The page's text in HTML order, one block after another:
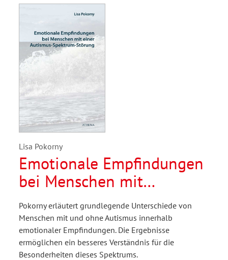
Lisa Pokorny
Emotionale Empfindungen
bei Menschen mit
Autismus-Spektrum-
Störung
Pokorny erläutert grundlegende Unterschiede von
Menschen mit und ohne Autismus innerhalb
emotionaler Empfindungen. Die Ergebnisse
ermöglichen ein besseres Verständnis für die
Besonderheiten dieses Spektrums.